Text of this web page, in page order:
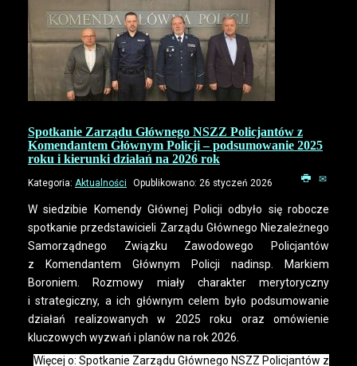
Spotkanie Zarządu Głównego NSZZ Policjantów z
Komendantem Głównym Policji – podsumowanie 2025
roku i kierunki działań na 2026 rok
Kategoria: Aktualności Opublikowano: 26 styczeń 2026
W siedzibie Komendy Głównej Policji odbyło się robocze
spotkanie przedstawicieli Zarządu Głównego Niezależnego
Samorządnego Związku Zawodowego Policjantów
z Komendantem Głównym Policji nadinsp. Markiem
Boroniem. Rozmowy miały charakter merytoryczny
i strategiczny, a ich głównym celem było podsumowanie
działań realizowanych w 2025 roku oraz omówienie
kluczowych wyzwań i planów na rok 2026.
Więcej o: Spotkanie Zarządu Głównego NSZZ Policjantów z